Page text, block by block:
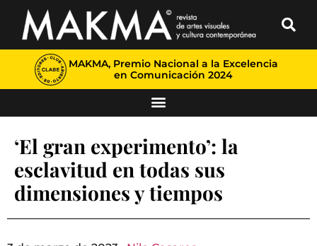
MAKMA, Premio Nacional a la Excelencia
en Comunicación 2024
‘El gran experimento’: la
esclavitud en todas sus
dimensiones y tiempos